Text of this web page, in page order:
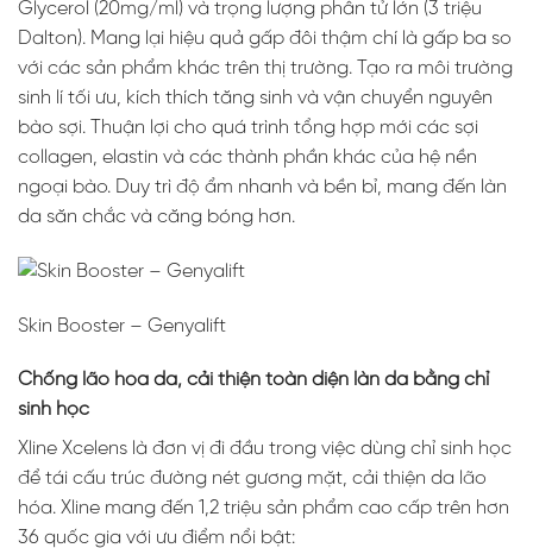
Glycerol (20mg/ml) và trọng lượng phân tử lớn (3 triệu
Dalton). Mang lại hiệu quả gấp đôi thậm chí là gấp ba so
với các sản phẩm khác trên thị trường. Tạo ra môi trường
sinh lí tối ưu, kích thích tăng sinh và vận chuyển nguyên
bào sợi. Thuận lợi cho quá trình tổng hợp mới các sợi
collagen, elastin và các thành phần khác của hệ nền
ngoại bào. Duy trì độ ẩm nhanh và bền bỉ, mang đến làn
da săn chắc và căng bóng hơn.
Skin Booster – Genyalift
Chống lão hóa da, cải thiện toàn diện làn da bằng chỉ
sinh học
Xline Xcelens là đơn vị đi đầu trong việc dùng chỉ sinh học
để tái cấu trúc đường nét gương mặt, cải thiện da lão
hóa. Xline mang đến 1,2 triệu sản phẩm cao cấp trên hơn
36 quốc gia với ưu điểm nổi bật: